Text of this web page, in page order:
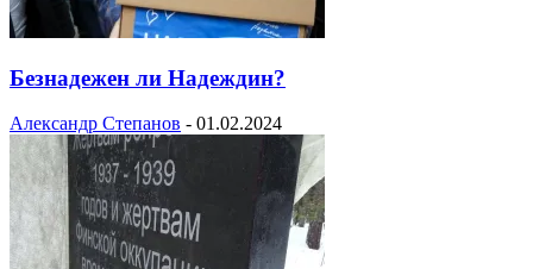
Безнадежен ли Надеждин?
Александр Степанов - 01.02.2024